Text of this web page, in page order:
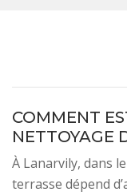
COMMENT
NETTOYAGE
À Lanarvily, dans
terrasse dépend